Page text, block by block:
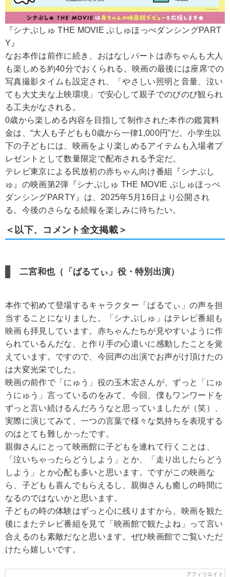
『シナぷしゅ THE MOVIE ぷしゅほっぺダンシングPART
Y』
なお本作は前作に続き、おはなしパートは赤ちゃんも大人
も楽しめる約40分でおくられる。映画の最後には座席での
写真撮影タイムも設定され、「やさしい照明と音量、泣い
ても大丈夫な上映環境」で安心して親子でのびのび観られ
る工夫がなされる。
0歳から楽しめる内容を目指して制作された本作の鑑賞料
金は、“大人も子どもも0歳から一律1,000円”だ。小学生以
下の子どもには、映画をより楽しめるアイテムも入場者プ
レゼントとして数量限定で配布される予定だ。
テレビ東京による民放初の赤ちゃん向け番組『シナぷし
ゅ』の映画第2弾『シナぷしゅ THE MOVIE ぷしゅほっぺ
ダンシングPARTY』は、2025年5月16日より公開され
る。今後のさらなる続報を楽しみに待ちたい。
＜以下、コメント全文掲載＞
二宮和也（「ぱるてぃ」役・特別出演）
本作で初めて登場するキャラクター「ぱるてぃ」の声を担
当することになりました。「シナぷしゅ」はテレビ番組も
映画も拝見しています。赤ちゃんたちが見やすいように作
られているんだな、と作り手の心遣いに感動したことを覚
えています。ですので、今回声の出演でお声がけ頂けたの
は大変光栄でした。
映画の前作で「にゅう」役の玉木宏さんが、ずっと「にゅ
うにゅう」言っているのをみて、今回、僕もワンワードを
ずっと言い続けるんだろうなと思っていましたが（笑）、
実際に演じてみて、一つの言葉で様々な気持ちを表現する
のはとても難しかったです。
親御さんにとって映画館に子どもを連れて行くことは、
「泣いちゃったらどうしよう」とか、「走り出したらどう
しよう」とか心配も多いと思います。ですがこの映画な
ら、子どもも喜んでもらえるし、親御さんも癒しの時間に
なるのではないかと思います。
子どもの時の体験はずっと心に残りますから、映画を観た
後にまたテレビ番組を見て「映画館で観たよね」って言い
合えるのも素敵だなと思います。ぜひ映画館でご覧いただ
けたら嬉しいです。